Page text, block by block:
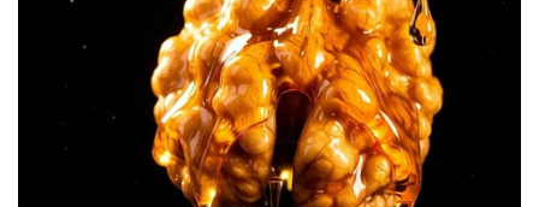
നടപടികൾ പൂർണ്ണമായും പ്രതിരോധപരവും
മേഖലയിലെ സമാധാനം നിലനിർത്താൻ
ലക്ഷ്യമിട്ടുള്ളതുമാണെന്ന് യുഎസ് സൈന്യം
വ്യക്തമാക്കി. കപ്പൽ ഗതാഗത സ്വാതന്ത്ര്യത്തെ
തടസ്സപ്പെടുത്താൻ ആരെയും അനുവദിക്കില്ല എന്നും